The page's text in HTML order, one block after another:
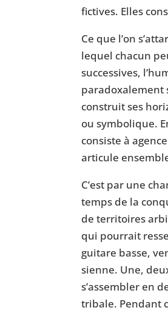
fictives. Elles
Ce que l’on
lequel chacun
successives,
paradoxalement
construit ses
ou symbolique.
consiste à
articule
C’est par une
temps de la
de territoires
qui pourrait
guitare basse,
sienne. Une,
s’assembler en
tribale. Pendant